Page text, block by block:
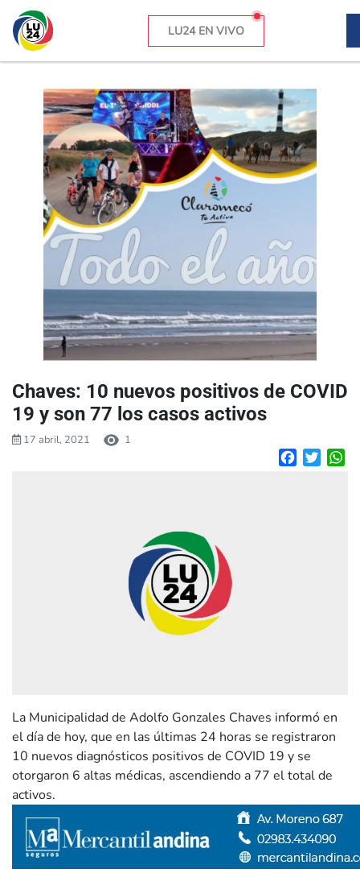
LU24 EN VIVO
Chaves: 10 nuevos positivos de COVID
19 y son 77 los casos activos
17 abril, 2021 1
Facebook
La Municipalidad de Adolfo Gonzales Chaves informó en
el día de hoy, que en las últimas 24 horas se registraron
10 nuevos diagnósticos positivos de COVID 19 y se
otorgaron 6 altas médicas, ascendiendo a 77 el total de
activos.